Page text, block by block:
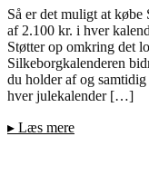
Så er det muligt at
af 2.100 kr. i hver
Støtter op omkring det
Silkeborgkalenderen
du holder af og
hver julekalender […]
▸ Læs mere